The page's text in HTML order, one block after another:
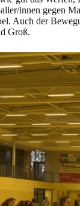
innen gegen
Auch der
Groß.